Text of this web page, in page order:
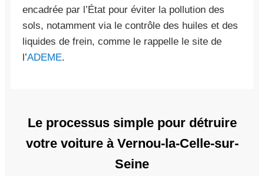
encadrée par l’État pour éviter la pollution des
sols, notamment via le contrôle des huiles et des
liquides de frein, comme le rappelle le site de
l’ADEME.
Le processus simple pour détruire
votre voiture à Vernou-la-Celle-sur-
Seine